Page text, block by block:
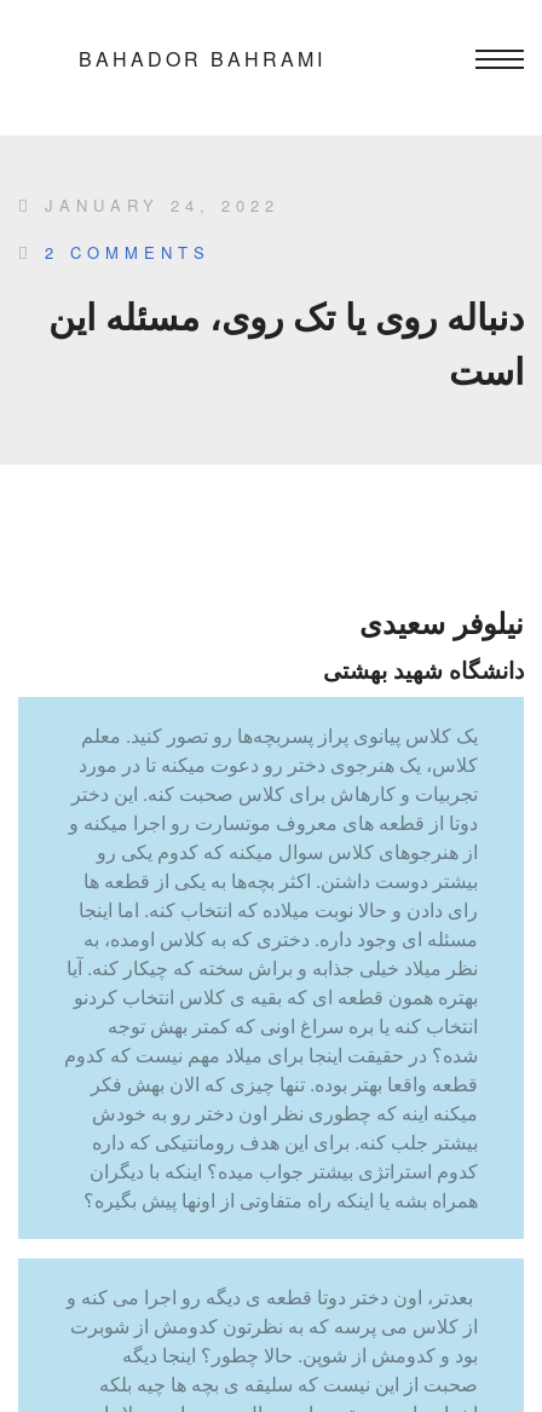
BAHADOR BAHRAMI
JANUARY 24, 2022
2 COMMENTS
دنباله روی یا تک روی، مسئله این
است
نیلوفر سعیدی
دانشگاه شهید بهشتی
یک کلاس پیانوی پراز پسربچه‌ها رو تصور کنید. معلم
کلاس، یک هنرجوی دختر رو دعوت میکنه تا در مورد
تجربیات و کارهاش برای کلاس صحبت کنه. این دختر
دوتا از قطعه های معروف موتسارت رو اجرا میکنه و
از هنرجوهای کلاس سوال میکنه که کدوم یکی رو
بیشتر دوست داشتن. اکثر بچه‌ها به یکی از قطعه ها
رای دادن و حالا نوبت میلاده که انتخاب کنه. اما اینجا
مسئله ای وجود داره. دختری که به کلاس اومده، به
نظر میلاد خیلی جذابه و براش سخته که چیکار کنه. آیا
بهتره همون قطعه ای که بقیه ی کلاس انتخاب کردنو
انتخاب کنه یا بره سراغ اونی که کمتر بهش توجه
شده؟ در حقیقت اینجا برای میلاد مهم نیست که کدوم
قطعه واقعا بهتر بوده. تنها چیزی که الان بهش فکر
میکنه اینه که چطوری نظر اون دختر رو به خودش
بیشتر جلب کنه. برای این هدف رومانتیکی که داره
کدوم استراتژی بیشتر جواب میده؟ اینکه با دیگران
همراه بشه یا اینکه راه متفاوتی از اونها پیش بگیره؟
بعدتر، اون دختر دوتا قطعه ی دیگه رو اجرا می کنه و
از کلاس می پرسه که به نظرتون کدومش از شوبرت
بود و کدومش از شوپن. حالا چطور؟ اینجا دیگه
صحبت از این نیست که سلیقه ی بچه ها چیه بلکه